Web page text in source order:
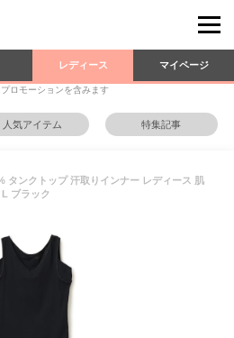
レディース マイページ
ロモーションを含みます
人気アイテム 特集記事
タンクトップ 汗取りインナー レディース 肌
ブラック